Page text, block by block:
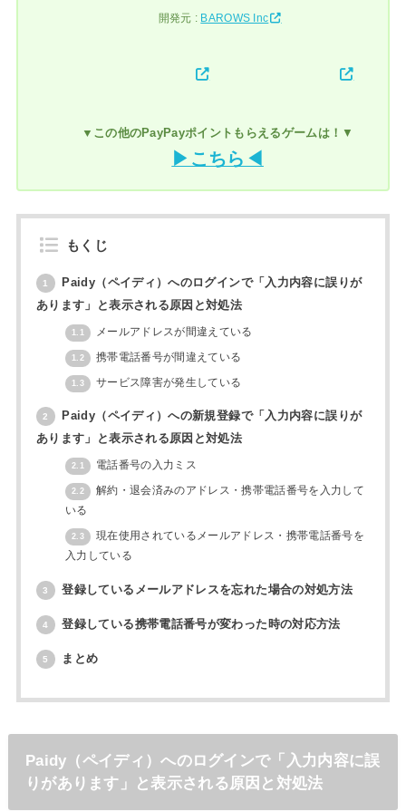
開発元 : BAROWS Inc
▼この他のPayPayポイントもらえるゲームは！ ▼
▶こちら◀
もくじ
1
Paidy（ペイディ）へのログインで「入力内容に誤りが
あります」と表示される原因と対処法
1.1 メールアドレスが間違えている
1.2 携帯電話番号が間違えている
1.3 サービス障害が発生している
2
Paidy（ペイディ）への新規登録で「入力内容に誤りが
あります」と表示される原因と対処法
2.1 電話番号の入力ミス
2.2
解約・退会済みのアドレス・携帯電話番号を入力して
いる
2.3
現在使用されているメールアドレス・携帯電話番号を
入力している
3 登録しているメールアドレスを忘れた場合の対処方法
4 登録している携帯電話番号が変わった時の対応方法
5 まとめ
Paidy（ペイディ）へのログインで「入力内容に誤
りがあります」と表示される原因と対処法